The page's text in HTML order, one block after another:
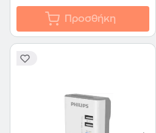
Προσθήκη